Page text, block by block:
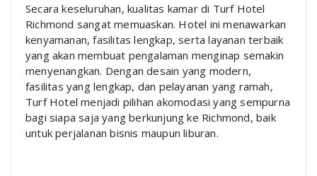
Secara keseluruhan, kualitas kamar di Turf Hotel
Richmond sangat memuaskan. Hotel ini menawarkan
kenyamanan, fasilitas lengkap, serta layanan terbaik
yang akan membuat pengalaman menginap semakin
menyenangkan. Dengan desain yang modern,
fasilitas yang lengkap, dan pelayanan yang ramah,
Turf Hotel menjadi pilihan akomodasi yang sempurna
bagi siapa saja yang berkunjung ke Richmond, baik
untuk perjalanan bisnis maupun liburan.